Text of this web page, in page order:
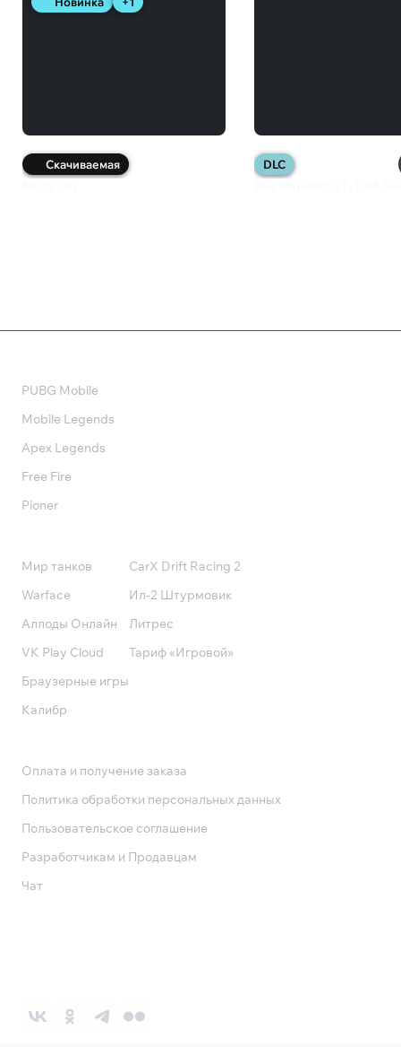
Скачиваемая
DLC
PUBG Mobile
Mobile Legends
Apex Legends
Free Fire
Pioner
Мир танков
Warface
Аллоды Онлайн
VK Play Cloud
Браузерные игры
Калибр
CarX Drift Racing 2
Ил-2 Штурмовик
Литрес
Тариф «Игровой»
Оплата и получение заказа
Политика обработки персональных данных
Пользовательское соглашение
Разработчикам и Продавцам
Чат